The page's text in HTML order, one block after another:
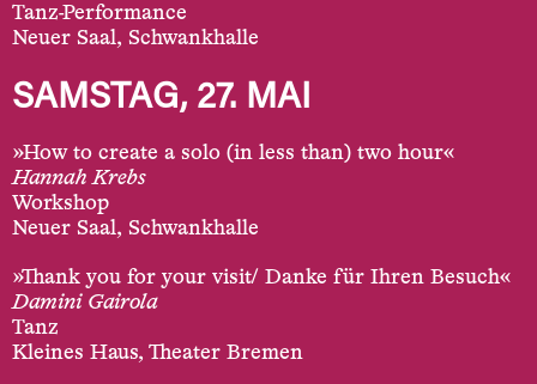
Tanz-Performance
Neuer Saal, Schwankhalle
SAMSTAG, 27. MAI
»How to create a solo (in less than) two hour«
Hannah Krebs
Workshop
Neuer Saal, Schwankhalle
»Thank you for your visit/ Danke für Ihren Besuch«
Damini Gairola
Tanz
Kleines Haus, Theater Bremen